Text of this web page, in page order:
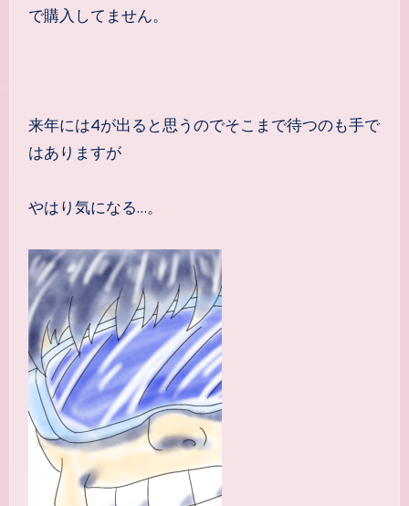
で購入してません。
来年には4が出ると思うのでそこまで待つのも手で
はありますが
やはり気になる…。